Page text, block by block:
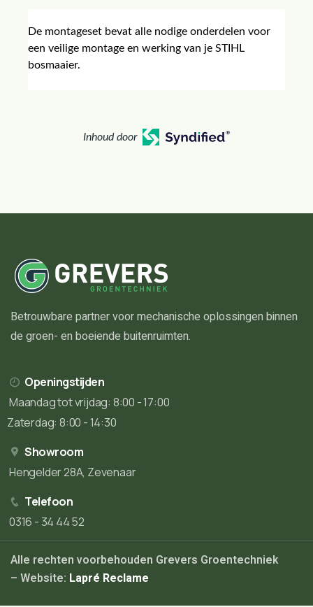
De montageset bevat alle nodige onderdelen voor
een veilige montage en werking van je STIHL
bosmaaier.
Inhoud door
Betrouwbare partner voor mechanische oplossingen binnen
de groen- en boeiende buitenruimten.
Openingstijden
Maandag tot vrijdag: 8:00 - 17:00
Zaterdag: 8:00 - 14:30
Showroom
Hengelder 28A, Zevenaar
Telefoon
0316 - 34 44 52
Alle rechten voorbehouden Grevers Groentechniek
– Website: Lapré Reclame